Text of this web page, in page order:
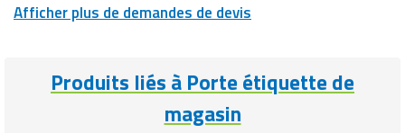
Afficher plus de demandes de devis
Produits liés à Porte étiquette de
magasin